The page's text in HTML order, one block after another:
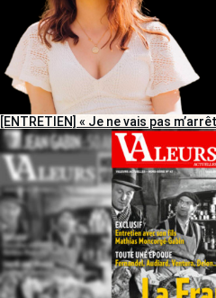
[ENTRETIEN] « Je ne vais pas